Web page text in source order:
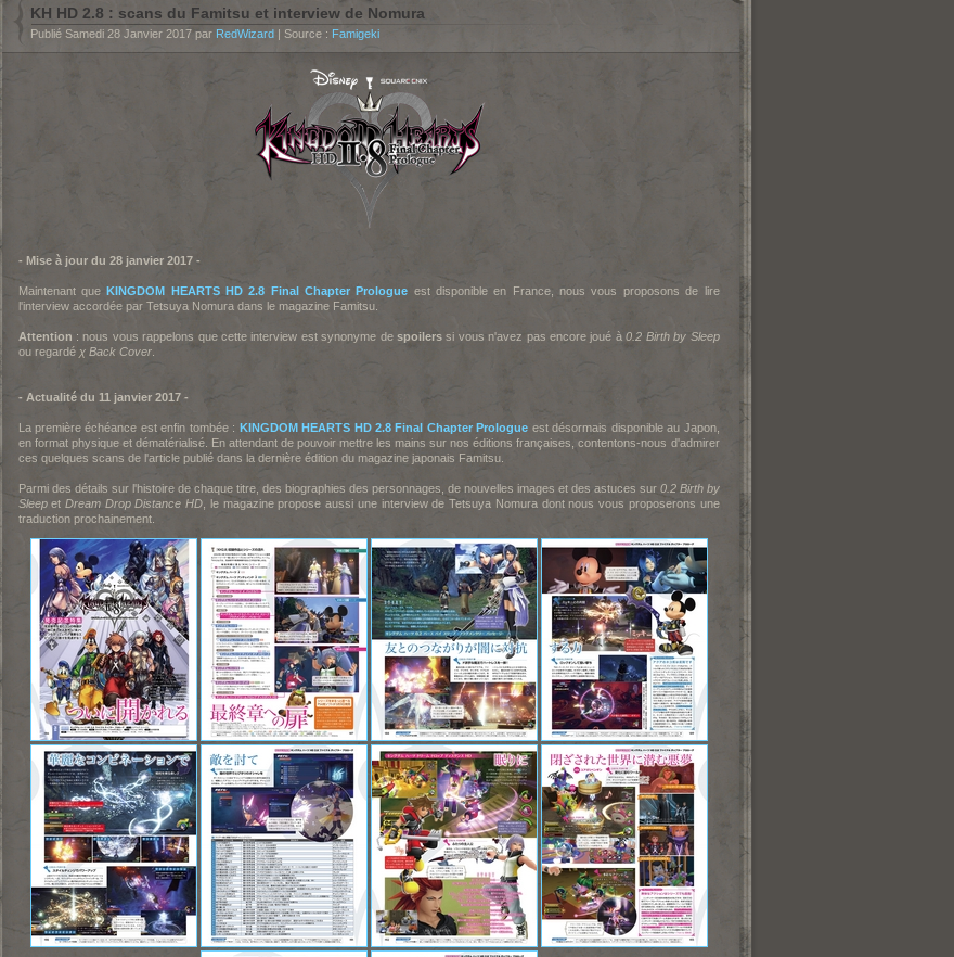
KH HD 2.8 : scans du Famitsu et interview de Nomura
Publié Samedi 28 Janvier 2017 par RedWizard| Source : Famigeki
- Mise à jour du 28 janvier 2017 -
Maintenant queKINGDOM HEARTS HD 2.8 Final Chapter Prologue est disponible en France, nous vous proposons de lire
l'interview accordée par Tetsuya Nomura dans le magazine Famitsu.
Attention : nous vous rappelons que cette interview est synonyme de spoilers si vous n'avez pas encore joué à0.2 Birth by Sleep
ou regardé χ Back Cover.
- Actualité du 11 janvier 2017 -
La première échéance est enfin tombée : KINGDOM HEARTS HD 2.8 Final Chapter Prologue est désormais disponible au Japon,
en format physique et dématérialisé. En attendant de pouvoir mettre les mains sur nos éditions françaises, contentons-nous d'admirer
ces quelques scans de l'article publié dans la dernière édition du magazine japonais Famitsu.
Parmi des détails sur l'histoire de chaque titre, des biographies des personnages, de nouvelles images et des astuces sur 0.2 Birth by
Sleepet Dream Drop Distance HD , le magazine propose aussi une interview de Tetsuya Nomura dont nous vous proposerons une
traduction prochainement.